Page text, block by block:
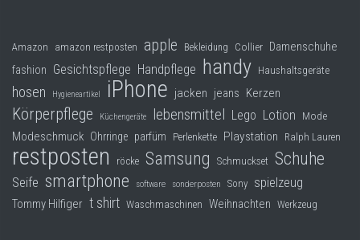
Amazon amazon restposten apple Bekleidung Collier Damenschuhe
fashion Gesichtspflege Handpflege handy Haushaltsgeräte
hosen Hygieneartikel iPhone jacken jeans Kerzen
Körperpflege Küchengeräte lebensmittel Lego Lotion Mode
Modeschmuck Ohrringe parfüm Perlenkette Playstation Ralph Lauren
restposten röcke Samsung Schmuckset Schuhe
Seife smartphone software sonderposten Sony spielzeug
Tommy Hilfiger t shirt Waschmaschinen Weihnachten Werkzeug